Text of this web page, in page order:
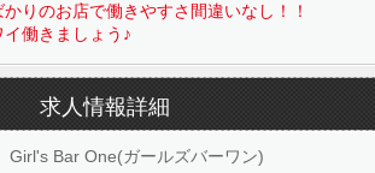
りのお店で働きやすさ間違いなし！！
働きましょう♪
求人情報詳細
Girl's Bar One(ガールズバーワン)